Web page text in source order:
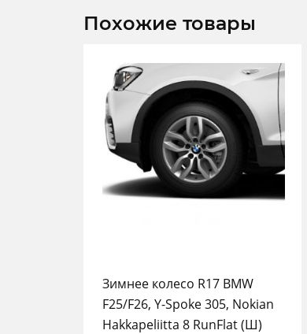
Похожие товары
Зимнее колесо R17 BMW
F25/F26, Y-Spoke 305, Nokian
Hakkapeliitta 8 RunFlat (Ш)